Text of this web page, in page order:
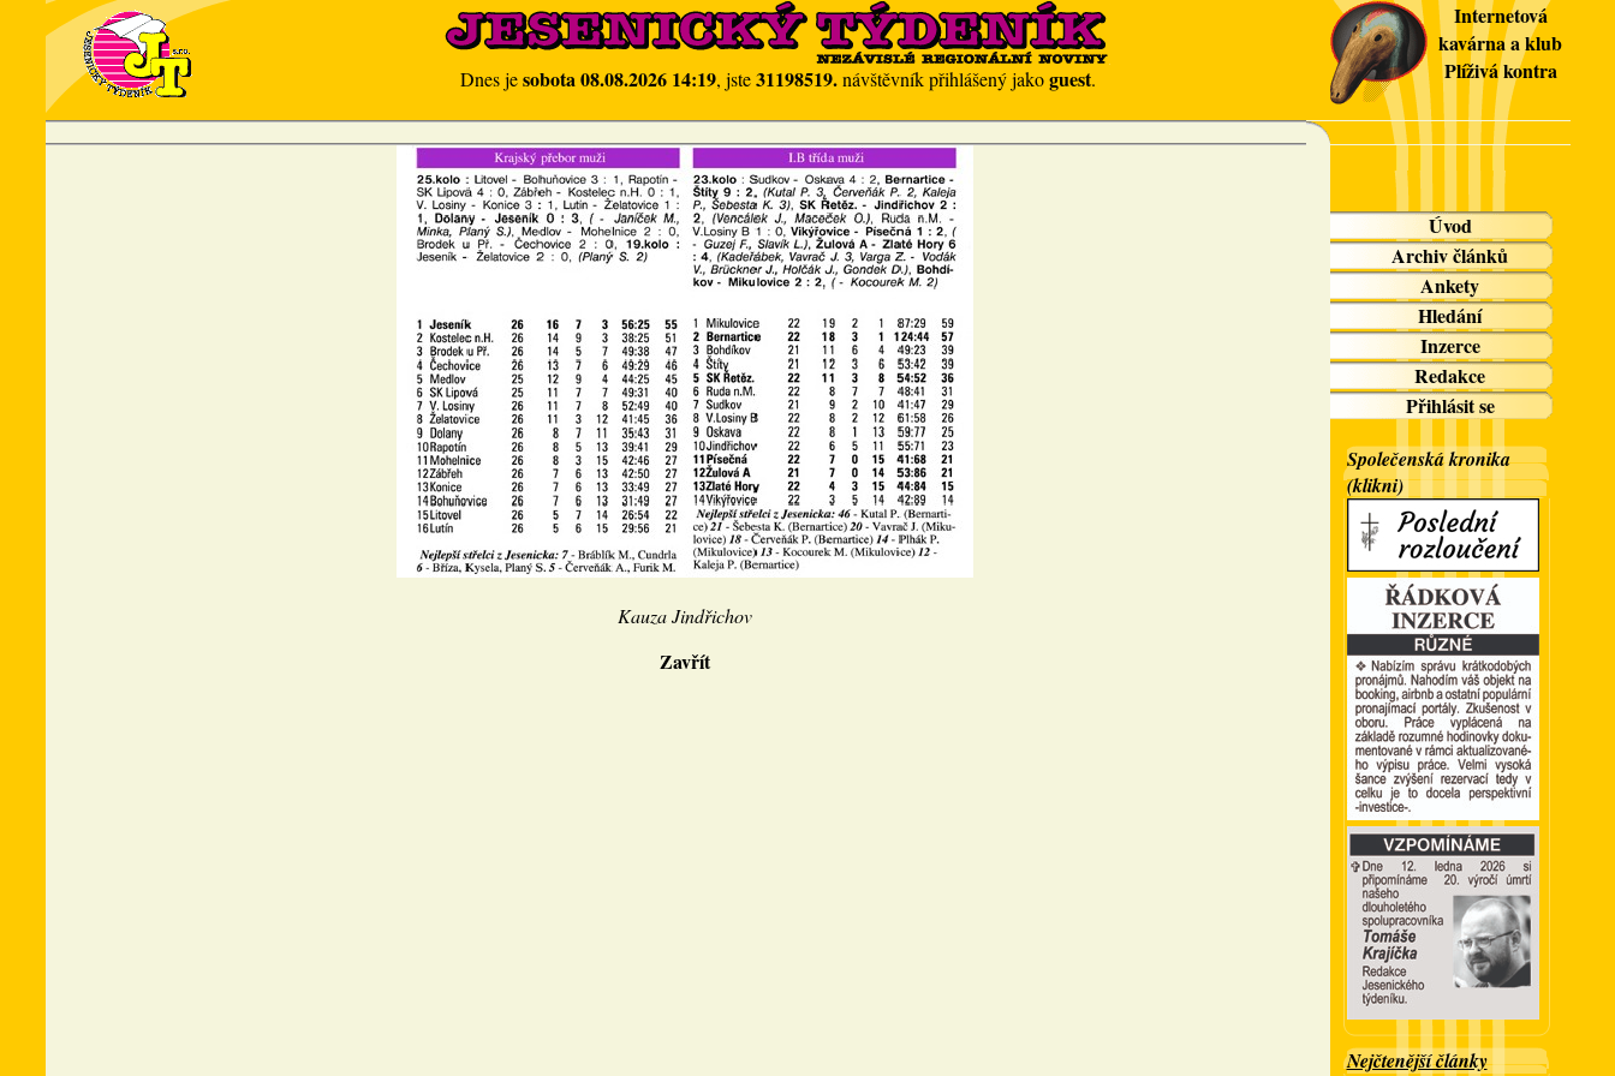
Dnes jesobota 08.08.2026 14:19, jste31198519.návštěvník přihlášený jakoguest.
Internetová
kavárna a klub
Plíživá kontra
Kauza Jindřichov
Zavřít
Úvod
Archiv článků
Ankety
Hledání
Inzerce
Redakce
Přihlásit se
Společenská kronika
(klikni)
Nejčtenější články